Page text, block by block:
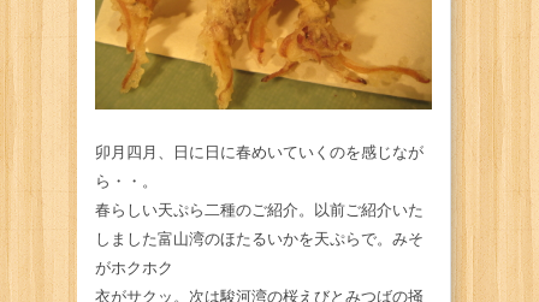
卯月四月、日に日に春めいていくのを感じなが
ら・・。
春らしい天ぷら二種のご紹介。以前ご紹介いた
しました富山湾のほたるいかを天ぷらで。みそ
がホクホク
衣がサクッ。次は駿河湾の桜えびとみつばの掻